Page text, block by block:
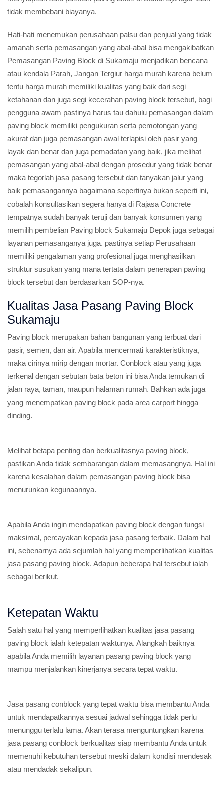
tidak membebani biayanya.
Hati-hati menemukan perusahaan palsu dan penjual yang tidak
amanah serta pemasangan yang abal-abal bisa mengakibatkan
Pemasangan Paving Block di Sukamaju menjadikan bencana
atau kendala Parah, Jangan Tergiur harga murah karena belum
tentu harga murah memiliki kualitas yang baik dari segi
ketahanan dan juga segi kecerahan paving block tersebut, bagi
pengguna awam pastinya harus tau dahulu pemasangan dalam
paving block memiliki pengukuran serta pemotongan yang
akurat dan juga pemasangan awal terlapisi oleh pasir yang
layak dan benar dan juga pemadatan yang baik, jika melihat
pemasangan yang abal-abal dengan prosedur yang tidak benar
maka tegorlah jasa pasang tersebut dan tanyakan jalur yang
baik pemasangannya bagaimana sepertinya bukan seperti ini,
cobalah konsultasikan segera hanya di Rajasa Concrete
tempatnya sudah banyak teruji dan banyak konsumen yang
memilih pembelian Paving block Sukamaju Depok juga sebagai
layanan pemasanganya juga. pastinya setiap Perusahaan
memiliki pengalaman yang profesional juga menghasilkan
struktur susukan yang mana tertata dalam penerapan paving
block tersebut dan berdasarkan SOP-nya.
Kualitas Jasa Pasang Paving Block
Sukamaju
Paving block merupakan bahan bangunan yang terbuat dari
pasir, semen, dan air. Apabila mencermati karakteristiknya,
maka cirinya mirip dengan mortar. Conblock atau yang juga
terkenal dengan sebutan bata beton ini bisa Anda temukan di
jalan raya, taman, maupun halaman rumah. Bahkan ada juga
yang menempatkan paving block pada area carport hingga
dinding.
Melihat betapa penting dan berkualitasnya paving block,
pastikan Anda tidak sembarangan dalam memasangnya. Hal ini
karena kesalahan dalam pemasangan paving block bisa
menurunkan kegunaannya.
Apabila Anda ingin mendapatkan paving block dengan fungsi
maksimal, percayakan kepada jasa pasang terbaik. Dalam hal
ini, sebenarnya ada sejumlah hal yang memperlihatkan kualitas
jasa pasang paving block. Adapun beberapa hal tersebut ialah
sebagai berikut.
Ketepatan Waktu
Salah satu hal yang memperlihatkan kualitas jasa pasang
paving block ialah ketepatan waktunya. Alangkah baiknya
apabila Anda memilih layanan pasang paving block yang
mampu menjalankan kinerjanya secara tepat waktu.
Jasa pasang conblock yang tepat waktu bisa membantu Anda
untuk mendapatkannya sesuai jadwal sehingga tidak perlu
menunggu terlalu lama. Akan terasa menguntungkan karena
jasa pasang conblock berkualitas siap membantu Anda untuk
memenuhi kebutuhan tersebut meski dalam kondisi mendesak
atau mendadak sekalipun.